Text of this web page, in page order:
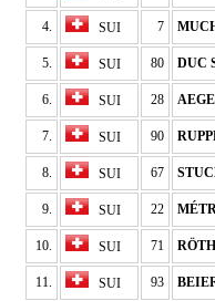
4. SUI 7
5. SUI 80 DUC
6. SUI 28
7. SUI 90
8. SUI 67
9. SUI 22
10. SUI 71
11. SUI 93